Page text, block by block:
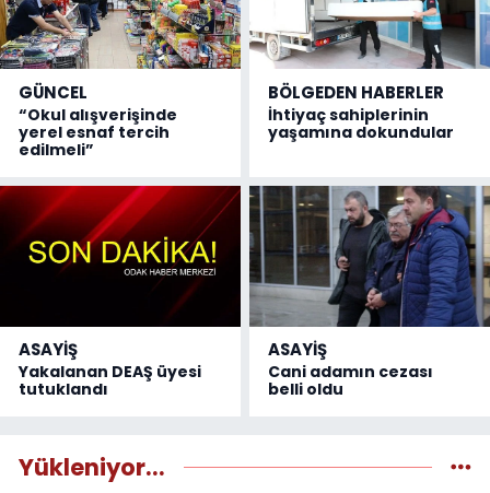
GÜNCEL
“Okul alışverişinde
yerel esnaf tercih
edilmeli”
BÖLGEDEN HABERLER
İhtiyaç sahiplerinin
yaşamına dokundular
ASAYİŞ
Yakalanan DEAŞ üyesi
tutuklandı
ASAYİŞ
Cani adamın cezası
belli oldu
Yükleniyor...